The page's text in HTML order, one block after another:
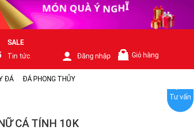
SALE
Tin tức
Đăng nhập Giỏ hàng
ĐÁ ĐÁ PHONG THỦY
CÁ TÍNH 10K
Tư vấn